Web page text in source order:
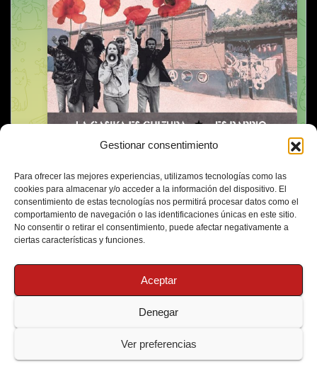
Gestionar consentimiento
Para ofrecer las mejores experiencias, utilizamos tecnologías como las
cookies para almacenar y/o acceder a la información del dispositivo. El
consentimiento de estas tecnologías nos permitirá procesar datos como el
comportamiento de navegación o las identificaciones únicas en este sitio.
No consentir o retirar el consentimiento, puede afectar negativamente a
ciertas características y funciones.
Aceptar
Denegar
Ver preferencias